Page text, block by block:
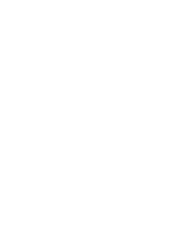
রহমানের,গ্যাস সঙ্কট